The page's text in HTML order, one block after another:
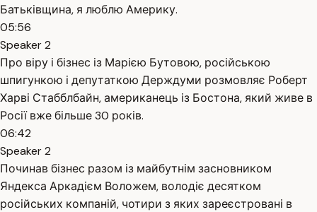
Батьківщина, я люблю Америку.
05:56
Speaker 2
Про віру і бізнес із Марією Бутовою, російською
шпигункою і депутаткою Держдуми розмовляє Роберт
Харві Стабблбайн, американець із Бостона, який живе в
Росії вже більше 30 років.
06:42
Speaker 2
Починав бізнес разом із майбутнім засновником
Яндекса Аркадієм Воложем, володіє десятком
російських компаній, чотири з яких зареєстровані в